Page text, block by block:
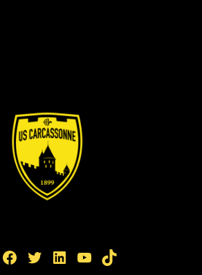
Facebook Twitter LinkedIn YouTube TikTok